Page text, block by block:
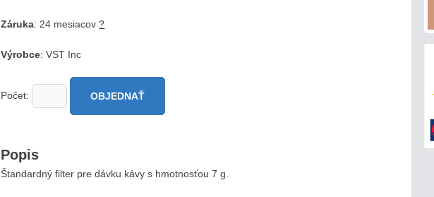
Záruka: 24 mesiacov?
Výrobce: VST Inc
Počet: OBJEDNAŤ
Popis
Štandardný filter pre dávku kávy s hmotnosťou 7 g.